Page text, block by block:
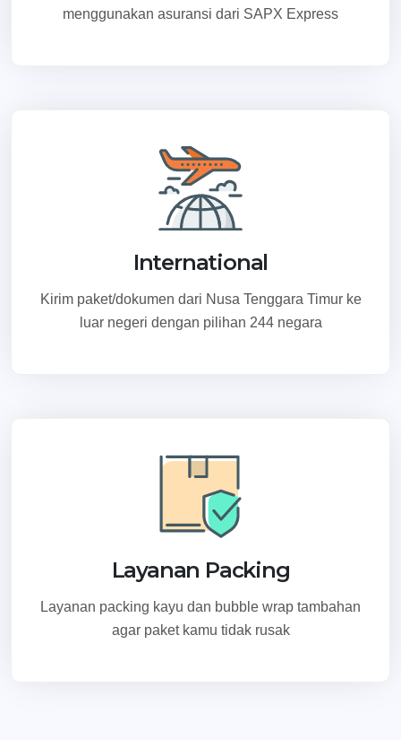
menggunakan asuransi dari SAPX Express
International
Kirim paket/dokumen dari Nusa Tenggara Timur ke
luar negeri dengan pilihan 244 negara
Layanan Packing
Layanan packing kayu dan bubble wrap tambahan
agar paket kamu tidak rusak